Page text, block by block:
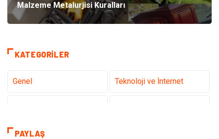
Malzeme Metalurjisi Kuralları
KATEGORILER
Genel Teknoloji ve İnternet
Dekorasyon
PAYLAŞ